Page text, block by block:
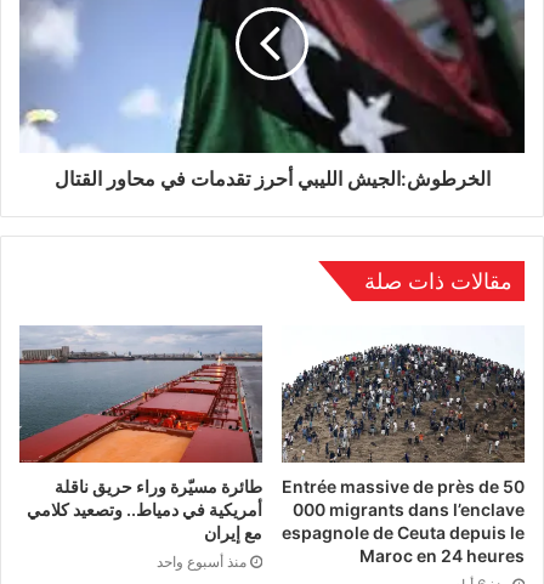
الإنتخابات.
الوسوم القروي انتخابات
الخرطوش:الجيش الليبي أحرز تقدمات في محاور القتال
مقالات ذات صلة
Entrée massive de près de 50
000 migrants dans l’enclave
espagnole de Ceuta depuis le
Maroc en 24 heures
طائرة مسيّرة وراء حريق ناقلة
أمريكية في دمياط.. وتصعيد كلامي
مع إيران
منذ أسبوع واحد